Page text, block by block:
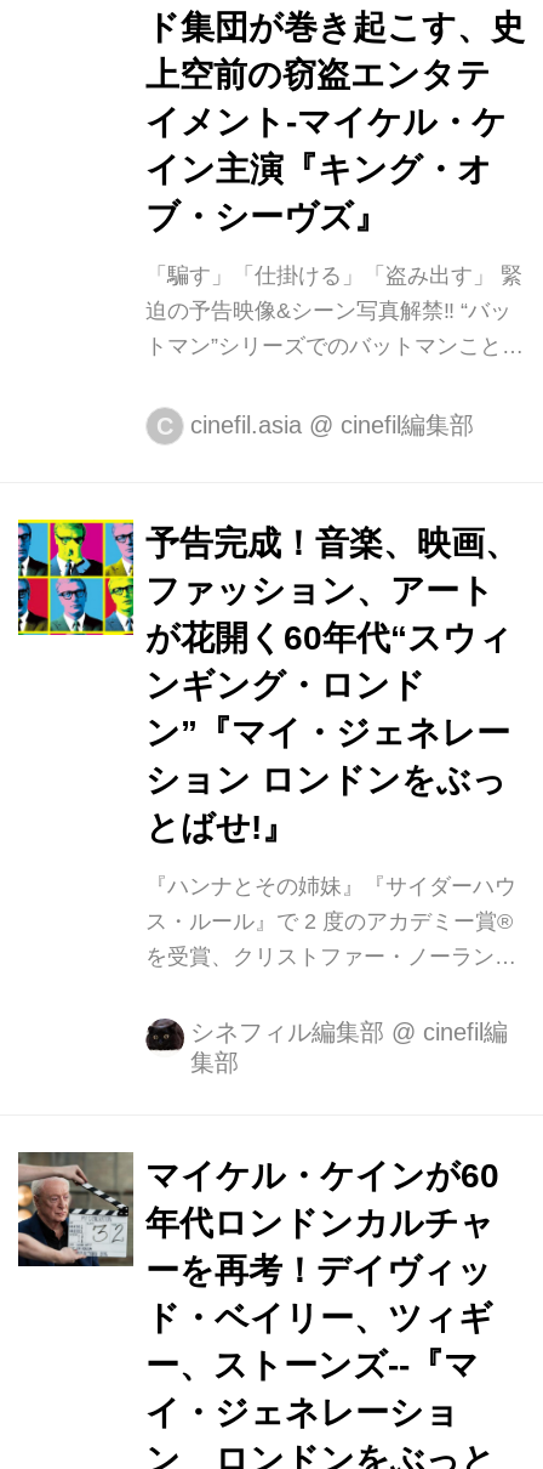
アンを演じたマイケル・ケイン のイン
タビュー映像と、窃盗現場を再現した
シーン含む写真7点が解禁されまし
た。 かつて「泥棒の王(キング・オ
ブ・シーヴズ)...
ド集団が巻き起こす、史
上空前の窃盗エンタテ
イメント-マイケル・ケ
イン主演『キング・オ
ブ・シーヴズ』
「騙す」「仕掛ける」「盗み出す」 緊
迫の予告映像&シーン写真解禁‼︎ “バッ
トマン”シリーズでのバットマンことブ
レッドや、『アルフィー』(66)、『サ
イダーハウス・ルール』(99)でのアカ
る名俳優、マイケル・ケイン主演最新
作！ 2015年、英国史上「最高額」
「最高齢」の金庫破り集団として世界
中を驚きの渦に巻き込んだ衝撃の窃盗
劇の実話『キング・オブ・シーヴズ』
が2021年1月にTOHOシネマズ シャン
テほか全国公開が決定。この度、予告
映像とシーン写真が解禁された。 かつ
て「泥棒の王(キング・オブ・シーヴ
ズ)」と呼ばれたブラ...
C cinefil.asia @ cinefil編集部
予告完成！音楽、映画、
ファッション、アート
が花開く60年代“スウィ
ンギング・ロンド
ン”『マイ・ジェネレー
ション ロンドンをぶっ
とばせ!』
『ハンナとその姉妹』『サイダーハウ
ス・ルール』で 2 度のアカデミー賞®
を受賞、クリストファー・ノーランの
マン』など数多くの人気作品に出演し
ている英国を代表する名優マイケル・
台にしたドキュメンタリー映画、『マ
イ・ジェネレーション ロンドンをぶっ
とばせ!』が 2019 年 1 月 5 日(土)より
Bunkamura ル・シネマほか全国順次ロ
ードショーいたします。 この度公開と
なったポスタービジュアルは
「VOGUE」誌で活躍したカリスマ写
真家、ブライアン・ダフィーが撮った
マイケル・ケ...
シネフィル編集部 @ cinefil編
集部
マイケル・ケインが60
年代ロンドンカルチャ
ーを再考！デイヴィッ
ド・ベイリー、ツィギ
ー、ストーンズ--『マ
イ・ジェネレーショ
ン ロンドンをぶっと